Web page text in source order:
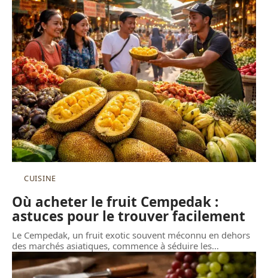
CUISINE
Où acheter le fruit Cempedak :
astuces pour le trouver facilement
Le Cempedak, un fruit exotic souvent méconnu en dehors
des marchés asiatiques, commence à séduire les…